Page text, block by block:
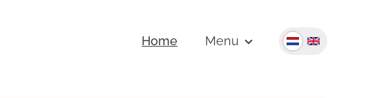
Home Menu